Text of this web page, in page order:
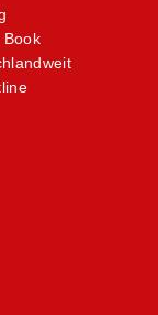
Book